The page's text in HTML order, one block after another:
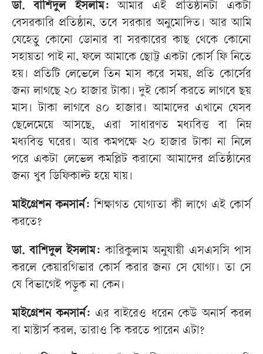
ডা. বাশিদুল ইসলাম:আমার এই প্রতিষ্ঠানটা একটা
বেসরকারি প্রতিষ্ঠান, তবে সরকার অনুমোদিত। আর আমি
যেহেতু কোনো ডোনার বা সরকারের কাছ থেকে কোনো
সহায়তা পাই না, ফলে আমাকে ছোট্ট একটা কোর্স ফি নিতে
হয়। প্রতিটি লেভেলে তিন মাস করে সময়, প্রতি কোর্সের
জন্য লাগছে ২০ হাজার টাকা। দুই কোর্স করতে লাগবে ছয়
মাস। টাকা লাগবে ৪০ হাজার। আমাদের এখানে যেসব
ছেলেমেয়ে আসছে, এরা সাধারণত মধ্যবিত্ত বা নিম্ন
মধ্যবিত্ত ঘরের। আর কমপক্ষে ২০ হাজার টাকা না নিলে
পরে একটা লেভেল কমপ্লিট করানো আমাদের প্রতিষ্ঠানের
জন্য খুব ডিফিকাল্ট হয়ে যায়।
মাইগ্রেশন কনসার্ন: শিক্ষাগত যোগ্যতা কী লাগে এই কোর্স
করতে?
ডা. বাশিদুল ইসলাম: কারিকুলাম অনুযায়ী এসএসসি পাস
করলে কেয়ারগিভার কোর্স করার জন্য সে যোগ্য। তা সে
যে বিভাগেই পড়ুক না কেন।
মাইগ্রেশন কনসার্ন: এর বাইরেও ধরেন কেউ অনার্স করল
বা মাস্টার্স করল, তারাও কি করতে পারেন এটা?